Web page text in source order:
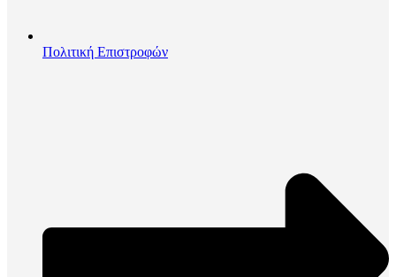
Πολιτική Επιστροφών